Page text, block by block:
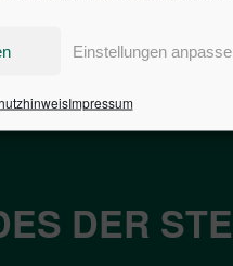
Einstellungen
Impressum
DER